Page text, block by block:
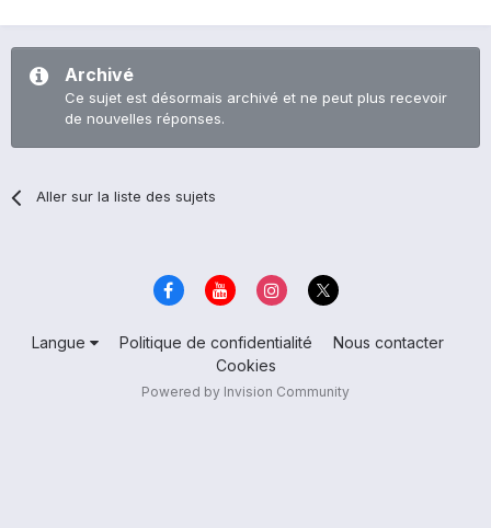
Archivé
Ce sujet est désormais archivé et ne peut plus recevoir
de nouvelles réponses.
Aller sur la liste des sujets
Langue Politique de confidentialité
Nous contacter
Cookies
Powered by Invision Community